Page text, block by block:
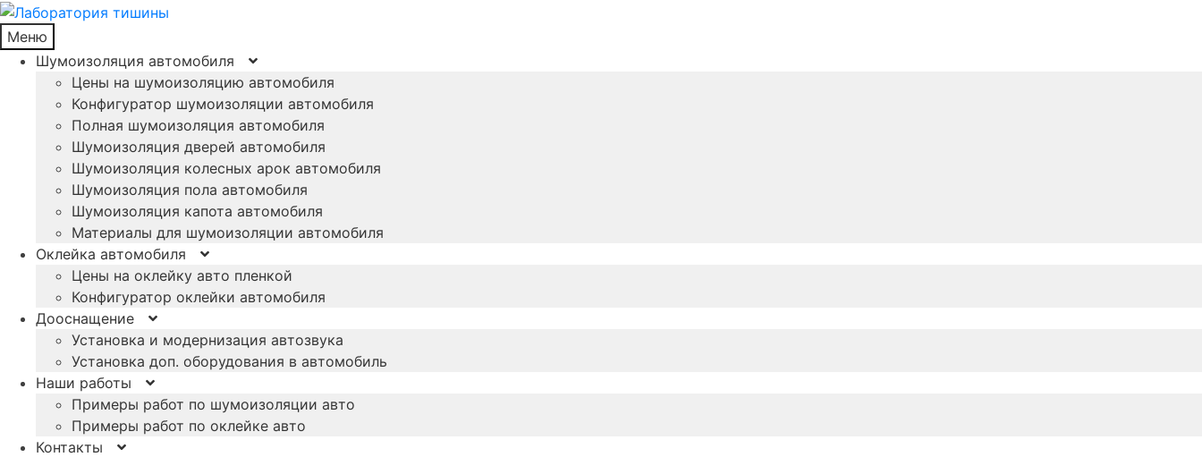
Меню
Шумоизоляция автомобиля
Цены на шумоизоляцию автомобиля
Конфигуратор шумоизоляции автомобиля
Полная шумоизоляция автомобиля
Шумоизоляция дверей автомобиля
Шумоизоляция колесных арок автомобиля
Шумоизоляция пола автомобиля
Шумоизоляция капота автомобиля
Материалы для шумоизоляции автомобиля
Оклейка автомобиля
Цены на оклейку авто пленкой
Конфигуратор оклейки автомобиля
Дооснащение
Установка и модернизация автозвука
Установка доп. оборудования в автомобиль
Наши работы
Примеры работ по шумоизоляции авто
Примеры работ по оклейке авто
Контакты